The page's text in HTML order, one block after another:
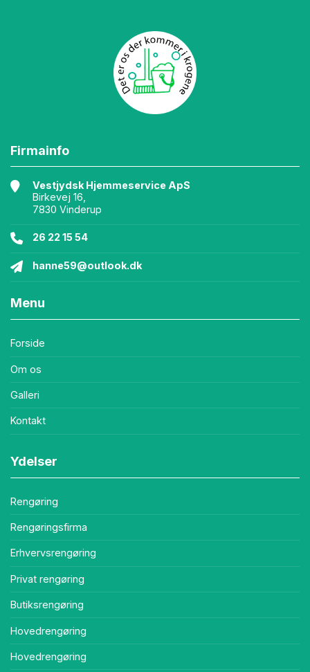
Firmainfo
Vestjydsk Hjemmeservice ApS
Birkevej 16,
7830 Vinderup
26 22 15 54
hanne59@outlook.dk
Menu
Forside
Om os
Galleri
Kontakt
Ydelser
Rengøring
Rengøringsfirma
Erhvervsrengøring
Privat rengøring
Butiksrengøring
Hovedrengøring
Hovedrengøring